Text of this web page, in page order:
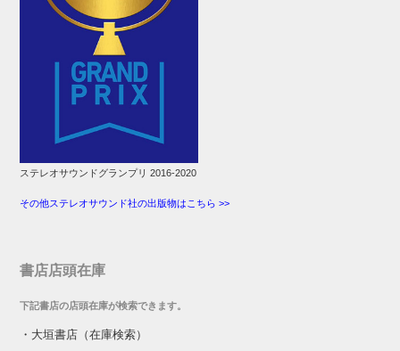
ステレオサウンドグランプリ 2016-2020
その他ステレオサウンド社の出版物はこちら >>
書店店頭在庫
下記書店の店頭在庫が検索できます。
・ 大垣書店（在庫検索）